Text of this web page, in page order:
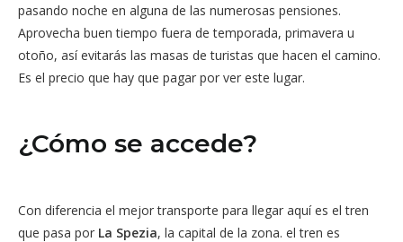
pasando noche en alguna de las numerosas pensiones.
Aprovecha buen tiempo fuera de temporada, primavera u
otoño, así evitarás las masas de turistas que hacen el camino.
Es el precio que hay que pagar por ver este lugar.
¿Cómo se accede?
Con diferencia el mejor transporte para llegar aquí es el tren
que pasa por La Spezia, la capital de la zona. el tren es